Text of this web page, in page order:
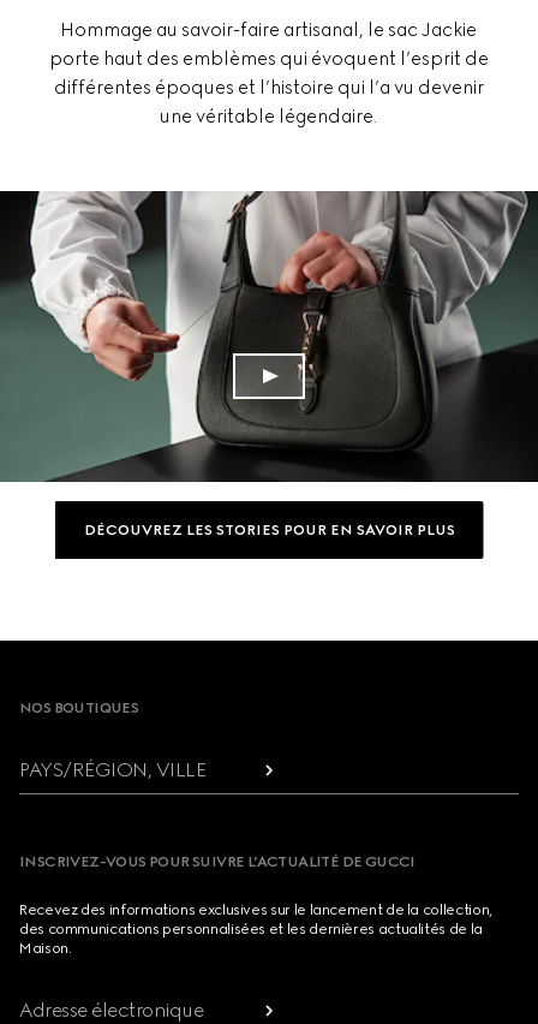
Hommage au savoir-faire artisanal, le sac Jackie
porte haut des emblèmes qui évoquent l’esprit de
différentes époques et l’histoire qui l’a vu devenir
une véritable légendaire.
DÉCOUVREZ LES STORIES POUR EN SAVOIR PLUS
Footer
NOS BOUTIQUES
PAYS/RÉGION, VILLE
INSCRIVEZ-VOUS POUR SUIVRE L’ACTUALITÉ DE GUCCI
Recevez des informations exclusives sur le lancement de la collection,
des communications personnalisées et les dernières actualités de la
Maison.
Adresse électronique